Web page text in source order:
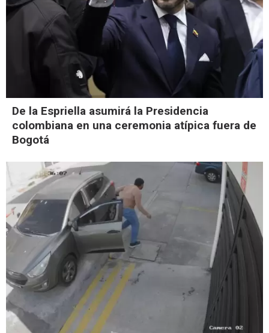
De la Espriella asumirá la Presidencia
colombiana en una ceremonia atípica fuera de
Bogotá